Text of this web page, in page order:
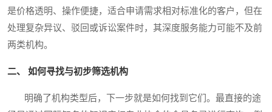
是价格透明、操作便捷，适合申请需求相对标准化的客户，但在
处理复杂异议、驳回或诉讼案件时，其深度服务能力可能不及前
两类机构。
二、 如何寻找与初步筛选机构
明确了机构类型后，下一步就是如何找到它们。最直接的途